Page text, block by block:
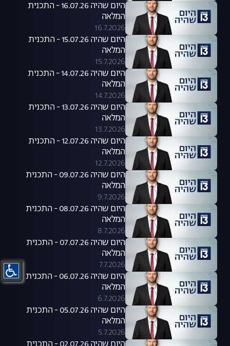
היום שהיה 16.07.26 - התכנית
המלאה
16.7.2026
היום שהיה 15.07.26 - התכנית
המלאה
15.7.2026
היום שהיה 14.07.26 - התכנית
המלאה
14.7.2026
היום שהיה 13.07.26 - התכנית
המלאה
13.7.2026
היום שהיה 12.07.26 - התכנית
המלאה
12.7.2026
היום שהיה 09.07.26 - התכנית
המלאה
9.7.2026
היום שהיה 08.07.26 - התכנית
המלאה
8.7.2026
היום שהיה 07.07.26 - התכנית
המלאה
7.7.2026
היום שהיה 06.07.26 - התכנית
המלאה
6.7.2026
היום שהיה 05.07.26 - התכנית
המלאה
5.7.2026